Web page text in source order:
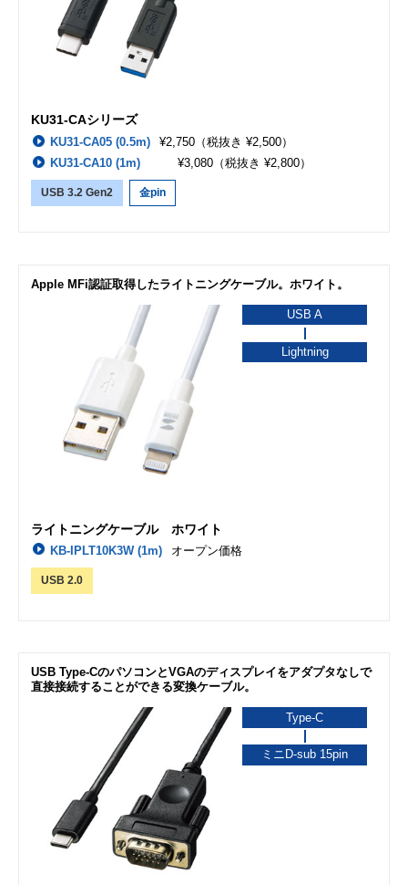
KU31-CAシリーズ
KU31-CA05 (0.5m) ¥2,750 （税抜き ¥2,500）
KU31-CA10 (1m)
¥3,080（税抜き ¥2,800）
USB 3.2 Gen2 金pin
Apple MFi認証取得したライトニングケーブル。ホワイト。
USB A
Lightning
ライトニングケーブル ホワイト
KB-IPLT10K3W (1m) オープン価格
USB 2.0
USB Type-CのパソコンとVGAのディスプレイをアダプタなしで
直接接続することができる変換ケーブル。
Type-C
ミニD-sub 15pin